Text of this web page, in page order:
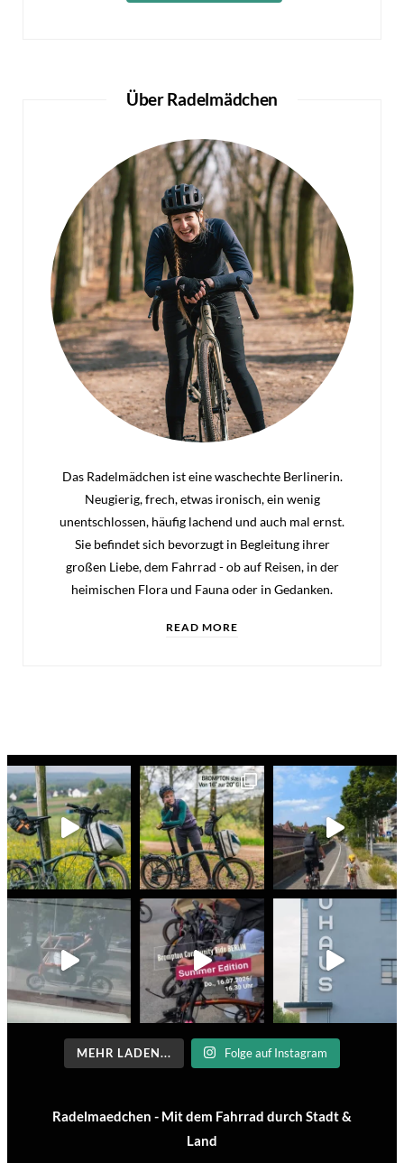
Über Radelmädchen
Das Radelmädchen ist eine waschechte Berlinerin.
Neugierig, frech, etwas ironisch, ein wenig
unentschlossen, häufig lachend und auch mal ernst.
Sie befindet sich bevorzugt in Begleitung ihrer
großen Liebe, dem Fahrrad - ob auf Reisen, in der
heimischen Flora und Fauna oder in Gedanken.
READ MORE
MEHR LADEN... Folge auf Instagram
Radelmaedchen - Mit dem Fahrrad durch Stadt &
Land